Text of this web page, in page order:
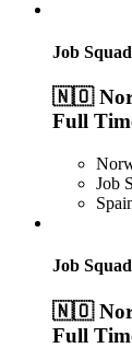
Job Squad
🇳🇴
Full
Job
Job Squad
🇳🇴
Full